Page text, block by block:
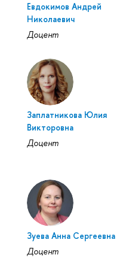
Евдокимов Андрей
Николаевич
Доцент
Заплатникова Юлия
Викторовна
Доцент
Зуева Анна Сергеевна
Доцент